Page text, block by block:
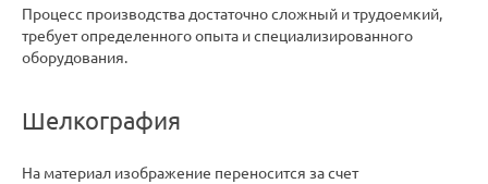
Процесс производства достаточно сложный и трудоемкий,
требует определенного опыта и специализированного
оборудования.
Шелкография
На материал изображение переносится за счет